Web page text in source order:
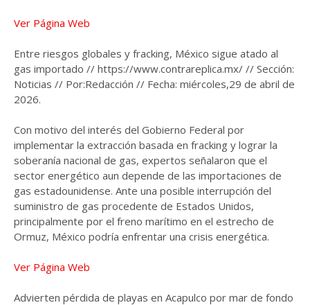
Ver Página Web
Entre riesgos globales y fracking, México sigue atado al
gas importado // https://www.contrareplica.mx/ // Sección:
Noticias // Por:Redacción // Fecha: miércoles,29 de abril de
2026.
Con motivo del interés del Gobierno Federal por
implementar la extracción basada en fracking y lograr la
soberanía nacional de gas, expertos señalaron que el
sector energético aun depende de las importaciones de
gas estadounidense. Ante una posible interrupción del
suministro de gas procedente de Estados Unidos,
principalmente por el freno marítimo en el estrecho de
Ormuz, México podría enfrentar una crisis energética.
Ver Página Web
Advierten pérdida de playas en Acapulco por mar de fondo